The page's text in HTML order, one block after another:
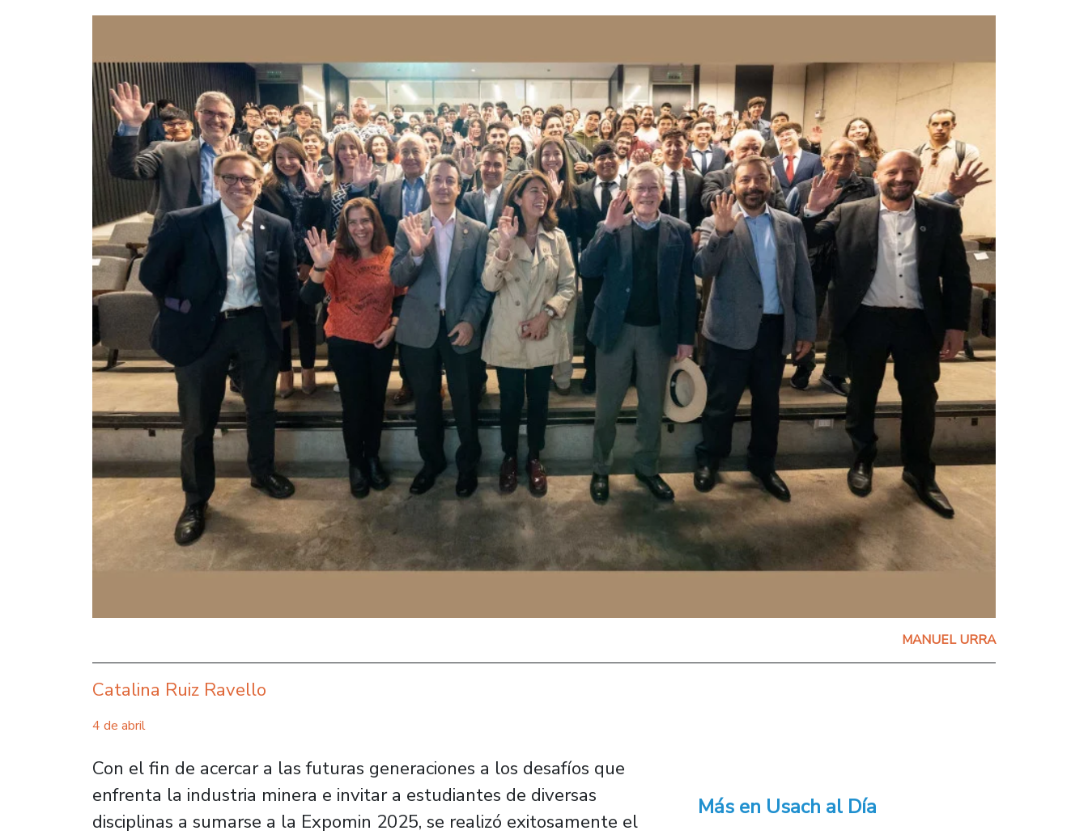
MANUEL URRA
Catalina Ruiz Ravello
4 de abril
Con el fin de acercar a las futuras generaciones a los desafíos que
enfrenta la industria minera e invitar a estudiantes de diversas
disciplinas a sumarse a la Expomin 2025, se realizó exitosamente el
Más en Usach al Día